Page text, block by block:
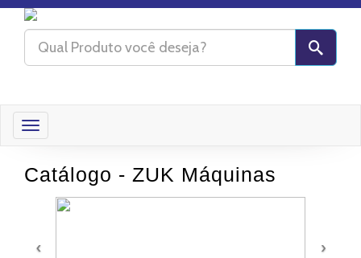
Toggle
Catálogo - ZUK Máquinas
‹ ›